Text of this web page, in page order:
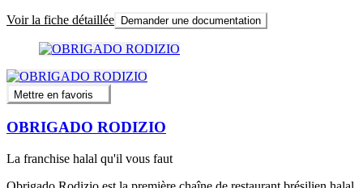
Voir la fiche détaillée Demander une documentation
Mettre en favoris
OBRIGADO RODIZIO
La franchise halal qu'il vous faut